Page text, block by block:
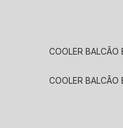
COOLER
COOLER